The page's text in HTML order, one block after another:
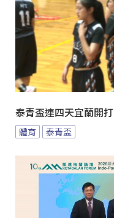
泰青盃連四天宜蘭開
體育 泰青盃